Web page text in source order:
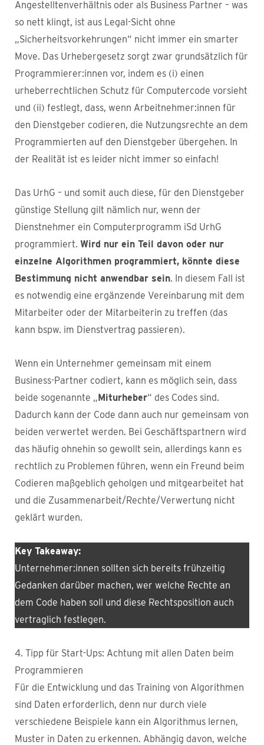
Angestelltenverhältnis oder als Business Partner – was
so nett klingt, ist aus Legal-Sicht ohne
„Sicherheitsvorkehrungen“ nicht immer ein smarter
Move. Das Urhebergesetz sorgt zwar grundsätzlich für
Programmierer:innen vor, indem es (i) einen
urheberrechtlichen Schutz für Computercode vorsieht
und (ii) festlegt, dass, wenn Arbeitnehmer:innen für
den Dienstgeber codieren, die Nutzungsrechte an dem
Programmierten auf den Dienstgeber übergehen. In
der Realität ist es leider nicht immer so einfach!
Das UrhG – und somit auch diese, für den Dienstgeber
günstige Stellung gilt nämlich nur, wenn der
Dienstnehmer ein Computerprogramm iSd UrhG
programmiert. Wird nur ein Teil davon oder nur
einzelne Algorithmen programmiert, könnte diese
Bestimmung nicht anwendbar sein. In diesem Fall ist
es notwendig eine ergänzende Vereinbarung mit dem
Mitarbeiter oder der Mitarbeiterin zu treffen (das
kann bspw. im Dienstvertrag passieren).
Wenn ein Unternehmer gemeinsam mit einem
Business-Partner codiert, kann es möglich sein, dass
beide sogenannte „Miturheber“ des Codes sind.
Dadurch kann der Code dann auch nur gemeinsam von
beiden verwertet werden. Bei Geschäftspartnern wird
das häufig ohnehin so gewollt sein, allerdings kann es
rechtlich zu Problemen führen, wenn ein Freund beim
Codieren maßgeblich geholgen und mitgearbeitet hat
und die Zusammenarbeit/Rechte/Verwertung nicht
geklärt wurden.
Key Takeaway:
Unternehmer:innen sollten sich bereits frühzeitig
Gedanken darüber machen, wer welche Rechte an
dem Code haben soll und diese Rechtsposition auch
vertraglich festlegen.
4. Tipp für Start-Ups: Achtung mit allen Daten beim
Programmieren
Für die Entwicklung und das Training von Algorithmen
sind Daten erforderlich, denn nur durch viele
verschiedene Beispiele kann ein Algorithmus lernen,
Muster in Daten zu erkennen. Abhängig davon, welche